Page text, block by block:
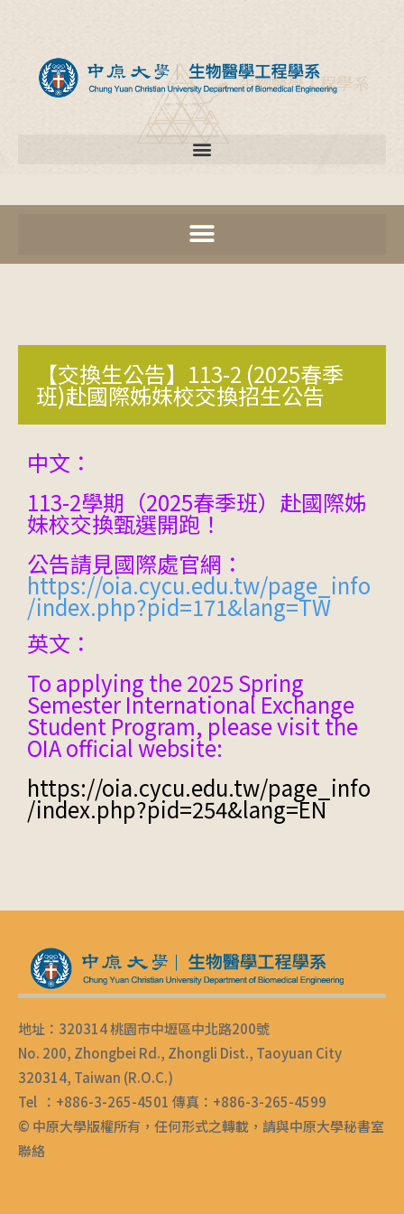
【交換生公告】113-2 (2025春季
班)赴國際姊妹校交換招生公告
中文：
113-2學期（2025春季班）赴國際姊
妹校交換甄選開跑！
公告請見國際處官網：
https://oia.cycu.edu.tw/page_info
/index.php?pid=171&lang=TW
英文：
To applying the 2025 Spring
Semester International Exchange
Student Program, please visit the
OIA official website:
https://oia.cycu.edu.tw/page_info
/index.php?pid=254&lang=EN
地址：320314 桃園市中壢區中北路200號
No. 200, Zhongbei Rd., Zhongli Dist., Taoyuan City
320314, Taiwan (R.O.C.)
Tel ：+886-3-265-4501 傳真：+886-3-265-4599
© 中原大學版權所有，任何形式之轉載，請與中原大學秘書室
聯絡